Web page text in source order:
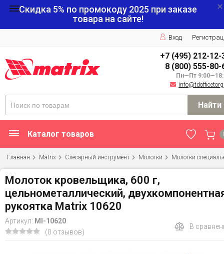
Скидка 5% по промокоду 2025 при заказе
товара на сайте!
Вход
+7 (495) 212-12-
8 (800) 555-80-
Пн—Пт
Найти
Каталог товаров
Главная Matrix Слесарный инструмент Молотки Молотки
Молоток кровельщика, 600 г,
цельнометаллический,
рукоятка Matrix 10620
Артикул: MI-10620
(0 отзывов)
В